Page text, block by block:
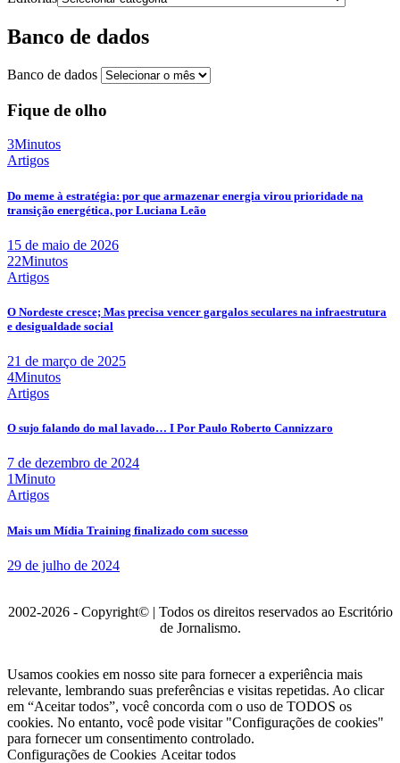
Banco de dados
Banco de dados
Fique de olho
3Minutos
Artigos
Do meme à estratégia: por que armazenar energia virou prioridade na
transição energética, por Luciana Leão
15 de maio de 2026
22Minutos
Artigos
O Nordeste cresce; Mas precisa vencer gargalos seculares na infraestrutura
e desigualdade social
21 de março de 2025
4Minutos
Artigos
O sujo falando do mal lavado… I Por Paulo Roberto Cannizzaro
7 de dezembro de 2024
1Minuto
Artigos
Mais um Mídia Training finalizado com sucesso
29 de julho de 2024
2002-2026 - Copyright© | Todos os direitos reservados ao Escritório
de Jornalismo.
Usamos cookies em nosso site para fornecer a experiência mais
relevante, lembrando suas preferências e visitas repetidas. Ao clicar
em “Aceitar todos”, você concorda com o uso de TODOS os
cookies. No entanto, você pode visitar "Configurações de cookies"
para fornecer um consentimento controlado.
Configurações de Cookies Aceitar todos